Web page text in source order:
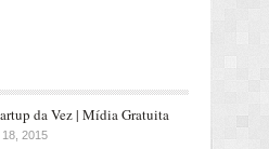
da Vez | Mídia Gratuita
2015